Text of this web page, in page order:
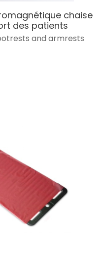
chaise
des patients
and armrests